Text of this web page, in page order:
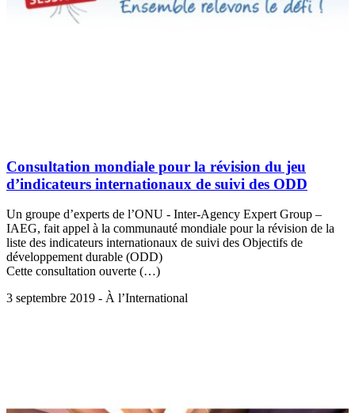
Consultation mondiale pour la révision du jeu
d’indicateurs internationaux de suivi des ODD
Un groupe d’experts de l’ONU - Inter-Agency Expert Group –
IAEG, fait appel à la communauté mondiale pour la révision de la
liste des indicateurs internationaux de suivi des Objectifs de
développement durable (ODD)
Cette consultation ouverte (…)
3 septembre 2019 - À l’International